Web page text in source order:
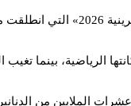
المقبل.
الرياضية، بينما تغيب